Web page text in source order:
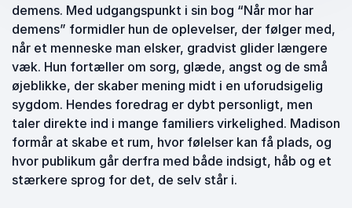
demens. Med udgangspunkt i sin bog “Når mor har
demens” formidler hun de oplevelser, der følger med,
når et menneske man elsker, gradvist glider længere
væk. Hun fortæller om sorg, glæde, angst og de små
øjeblikke, der skaber mening midt i en uforudsigelig
sygdom. Hendes foredrag er dybt personligt, men
taler direkte ind i mange familiers virkelighed. Madison
formår at skabe et rum, hvor følelser kan få plads, og
hvor publikum går derfra med både indsigt, håb og et
stærkere sprog for det, de selv står i.